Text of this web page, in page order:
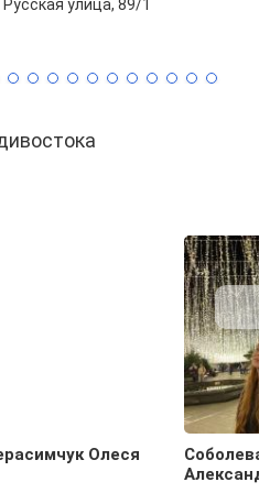
улица, 89/1
Олеся
Соболева